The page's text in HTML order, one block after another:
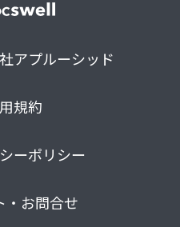
アプルーシッド
規約
ーポリシー
・お問合せ